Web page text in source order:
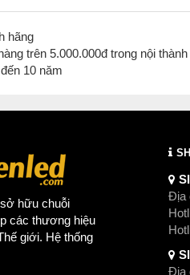
hãng
trên 5.000.000đ trong nội
10 năm
hữu chuỗi
các thương hiệu
giới. Hệ thống
Địa
Địa